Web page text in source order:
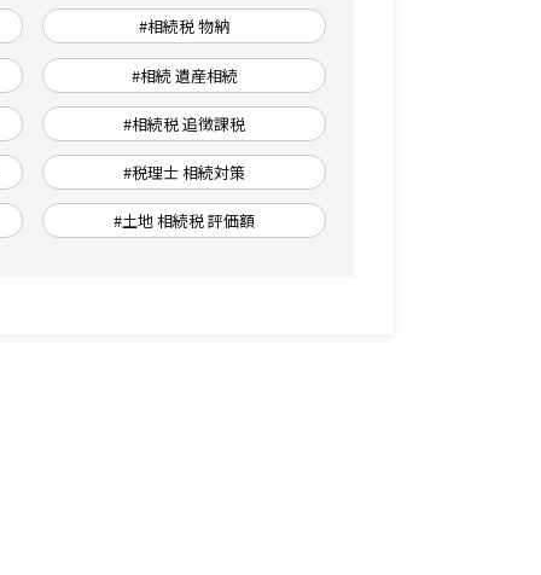
#相続税 物納
#相続 遺産相続
#相続税 追徴課税
#税理士 相続対策
#土地 相続税 評価額